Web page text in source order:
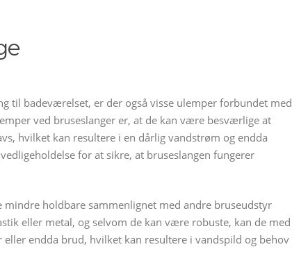
til badeværelset, er der også visse ulemper forbundet med
ved bruseslanger er, at de kan være besværlige at
hvilket kan resultere i en dårlig vandstrøm og endda
for at sikre, at bruseslangen fungerer
holdbare sammenlignet med andre bruseudstyr
eller metal, og selvom de kan være robuste, kan de med
endda brud, hvilket kan resultere i vandspild og behov